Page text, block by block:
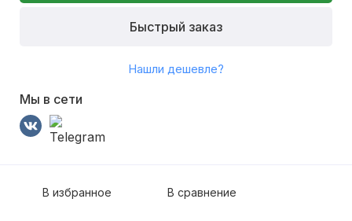
Быстрый заказ
Нашли дешевле?
Мы в сети
В избранное В сравнение